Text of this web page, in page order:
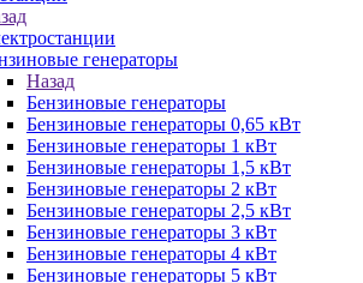
генераторы
Назад
Бензиновые генераторы
Бензиновые генераторы 0,65 кВт
Бензиновые генераторы 1 кВт
Бензиновые генераторы 1,5 кВт
Бензиновые генераторы 2 кВт
Бензиновые генераторы 2,5 кВт
Бензиновые генераторы 3 кВт
Бензиновые генераторы 4 кВт
Бензиновые генераторы 5 кВт